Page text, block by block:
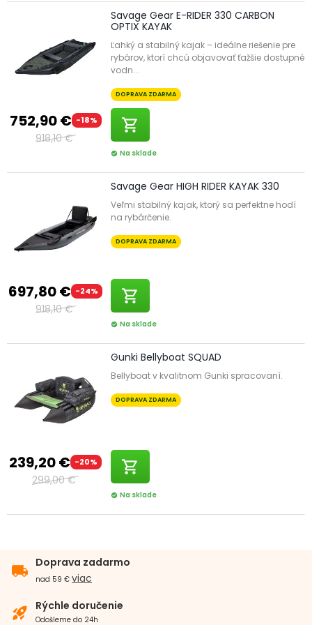
752,90 € -18%
918,10 €
Savage Gear E-RIDER 330 CARBON
OPTIX KAYAK
Ľahký a stabilný kajak – ideálne riešenie pre
rybárov, ktorí chcú objavovať ťažšie dostupné
vodn...
DOPRAVA ZDARMA
shopping_cart
check_circle Na sklade
697,80 € -24%
918,10 €
Savage Gear HIGH RIDER KAYAK 330
Veľmi stabilný kajak, ktorý sa perfektne hodí
na rybárčenie.
DOPRAVA ZDARMA
shopping_cart
check_circle Na sklade
239,20 € -20%
299,00 €
Gunki Bellyboat SQUAD
Bellyboat v kvalitnom Gunki spracovaní.
DOPRAVA ZDARMA
shopping_cart
check_circle Na sklade
local_shipping
Doprava zadarmo
nad 59 € viac
rocket_launch Rýchle doručenie
Odošleme do 24h